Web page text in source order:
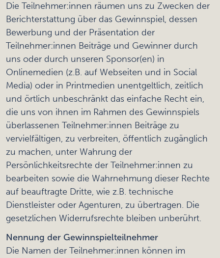
Die Teilnehmer:innen räumen uns zu Zwecken der
Berichterstattung über das Gewinnspiel, dessen
Bewerbung und der Präsentation der
Teilnehmer:innen Beiträge und Gewinner durch
uns oder durch unseren Sponsor(en) in
Onlinemedien (z.B. auf Webseiten und in Social
Media) oder in Printmedien unentgeltlich, zeitlich
und örtlich unbeschränkt das einfache Recht ein,
die uns von ihnen im Rahmen des Gewinnspiels
überlassenen Teilnehmer:innen Beiträge zu
vervielfältigen, zu verbreiten, öffentlich zugänglich
zu machen, unter Wahrung der
Persönlichkeitsrechte der Teilnehmer:innen zu
bearbeiten sowie die Wahrnehmung dieser Rechte
auf beauftragte Dritte, wie z.B. technische
Dienstleister oder Agenturen, zu übertragen. Die
gesetzlichen Widerrufsrechte bleiben unberührt.
Nennung der Gewinnspielteilnehmer
Die Namen der Teilnehmer:innen können im